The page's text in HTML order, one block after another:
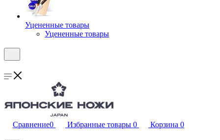
Уцененные товары
Уцененные товары
Сравнение0 Избранные товары 0 Корзина 0